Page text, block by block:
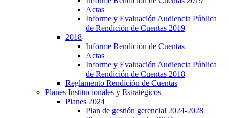
Actas
Informe y Evaluación Audiencia Pública
de Rendición de Cuentas 2019
2018
Informe Rendición de Cuentas
Actas
Informe y Evaluación Audiencia Pública
de Rendición de Cuentas 2018
Reglamento Rendición de Cuentas
Planes Institucionales y Estratégicos
Planes 2024
Plan de gestión gerencial 2024-2028